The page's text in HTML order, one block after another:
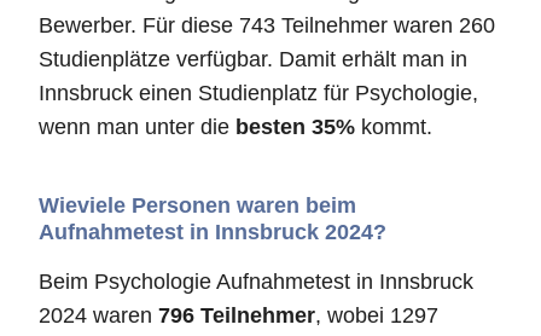
Bewerber. Für diese 743 Teilnehmer waren 260
Studienplätze verfügbar. Damit erhält man in
Innsbruck einen Studienplatz für Psychologie,
wenn man unter die besten 35% kommt.
Wieviele Personen waren beim
Aufnahmetest in Innsbruck 2024?
Beim Psychologie Aufnahmetest in Innsbruck
2024 waren 796 Teilnehmer, wobei 1297